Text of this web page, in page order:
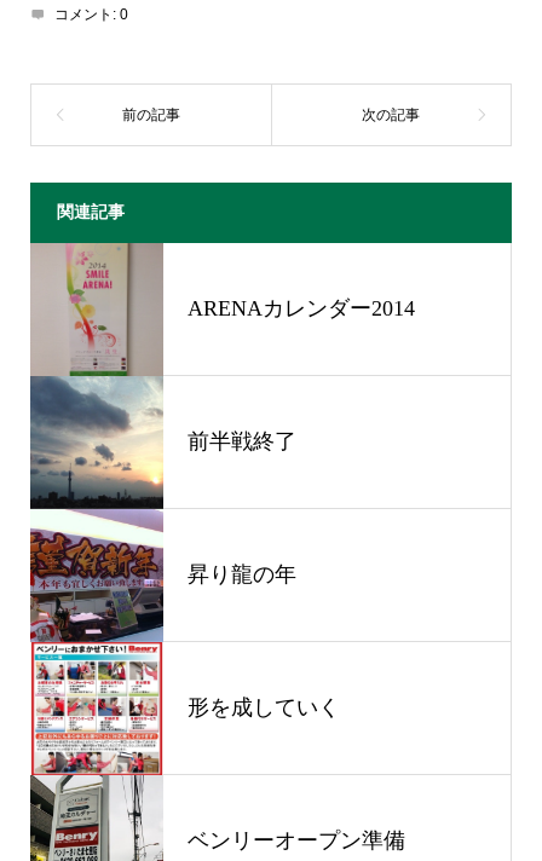
コメント: 0
関連記事
ARENAカレンダー2014
前半戦終了
昇り龍の年
形を成していく
ベンリーオープン準備